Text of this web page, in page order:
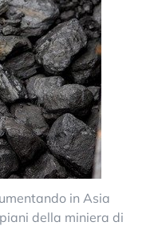
in Asia
della miniera di